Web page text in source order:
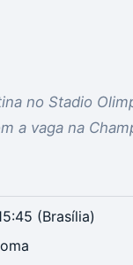
no Stadio
a vaga na
(Brasília)